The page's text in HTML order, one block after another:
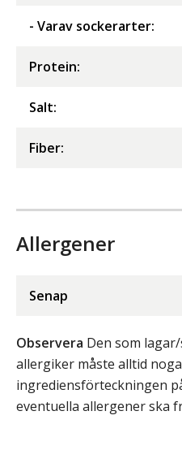
- Varav sockerarter:
Protein:
Salt:
Fiber:
Allergener
Senap
Observera Den som
allergiker måste alltid
ingrediensförteckningen
eventuella allergener ska